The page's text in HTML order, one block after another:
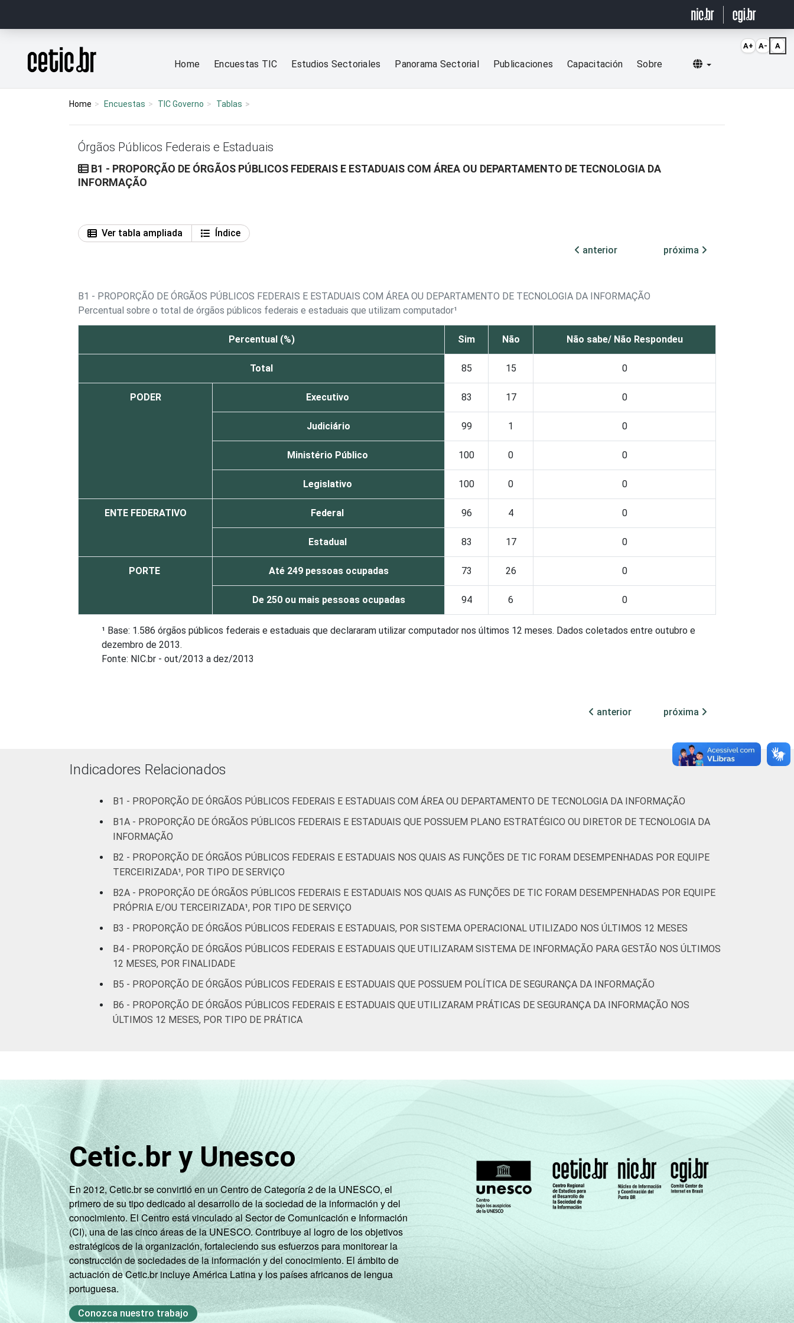
Página inicial
Home Encuestas TIC Estudios Sectoriales Panorama Sectorial Publicaciones Capacitación Sobre Selecionar idioma
Home Encuestas TIC Governo Tablas
Órgãos Públicos Federais e Estaduais
B1 - PROPORÇÃO DE ÓRGÃOS PÚBLICOS FEDERAIS E ESTADUAIS COM ÁREA OU DEPARTAMENTO DE TECNOLOGIA DA
INFORMAÇÃO
Ver tabla ampliada
Índice
anterior
próxima
B1 - PROPORÇÃO DE ÓRGÃOS PÚBLICOS FEDERAIS E ESTADUAIS COM ÁREA OU DEPARTAMENTO DE TECNOLOGIA DA INFORMAÇÃO
Percentual sobre o total de órgãos públicos federais e estaduais que utilizam computador¹
Percentual (%) Sim Não Não sabe/ Não Respondeu
Total 85 15 0
PODER Executivo 83 17 0
Judiciário 99 1 0
Ministério Público 100 0 0
Legislativo 100 0 0
ENTE FEDERATIVO Federal 96 4 0
Estadual 83 17 0
PORTE Até 249 pessoas ocupadas 73 26 0
De 250 ou mais pessoas ocupadas 94 6 0
¹ Base: 1.586 órgãos públicos federais e estaduais que declararam utilizar computador nos últimos 12 meses. Dados coletados entre outubro e
dezembro de 2013.
Fonte: NIC.br - out/2013 a dez/2013
anterior próxima
Indicadores Relacionados
B1 - PROPORÇÃO DE ÓRGÃOS PÚBLICOS FEDERAIS E ESTADUAIS COM ÁREA OU DEPARTAMENTO DE TECNOLOGIA DA INFORMAÇÃO
B1A - PROPORÇÃO DE ÓRGÃOS PÚBLICOS FEDERAIS E ESTADUAIS QUE POSSUEM PLANO ESTRATÉGICO OU DIRETOR DE TECNOLOGIA DA
INFORMAÇÃO
B2 - PROPORÇÃO DE ÓRGÃOS PÚBLICOS FEDERAIS E ESTADUAIS NOS QUAIS AS FUNÇÕES DE TIC FORAM DESEMPENHADAS POR EQUIPE
TERCEIRIZADA¹, POR TIPO DE SERVIÇO
B2A - PROPORÇÃO DE ÓRGÃOS PÚBLICOS FEDERAIS E ESTADUAIS NOS QUAIS AS FUNÇÕES DE TIC FORAM DESEMPENHADAS POR EQUIPE
PRÓPRIA E/OU TERCEIRIZADA¹, POR TIPO DE SERVIÇO
B3 - PROPORÇÃO DE ÓRGÃOS PÚBLICOS FEDERAIS E ESTADUAIS, POR SISTEMA OPERACIONAL UTILIZADO NOS ÚLTIMOS 12 MESES
B4 - PROPORÇÃO DE ÓRGÃOS PÚBLICOS FEDERAIS E ESTADUAIS QUE UTILIZARAM SISTEMA DE INFORMAÇÃO PARA GESTÃO NOS ÚLTIMOS
12 MESES, POR FINALIDADE
B5 - PROPORÇÃO DE ÓRGÃOS PÚBLICOS FEDERAIS E ESTADUAIS QUE POSSUEM POLÍTICA DE SEGURANÇA DA INFORMAÇÃO
B6 - PROPORÇÃO DE ÓRGÃOS PÚBLICOS FEDERAIS E ESTADUAIS QUE UTILIZARAM PRÁTICAS DE SEGURANÇA DA INFORMAÇÃO NOS
ÚLTIMOS 12 MESES, POR TIPO DE PRÁTICA
Cetic.br y Unesco
En 2012, Cetic.br se convirtió en un Centro de Categoría 2 de la UNESCO, el
primero de su tipo dedicado al desarrollo de la sociedad de la información y del
conocimiento. El Centro está vinculado al Sector de Comunicación e Información
(CI), una de las cinco áreas de la UNESCO. Contribuye al logro de los objetivos
estratégicos de la organización, fortaleciendo sus esfuerzos para monitorear la
construcción de sociedades de la información y del conocimiento. El ámbito de
actuación de Cetic.br incluye América Latina y los países africanos de lengua
portuguesa.
Conozca nuestro trabajo
A+ A- A